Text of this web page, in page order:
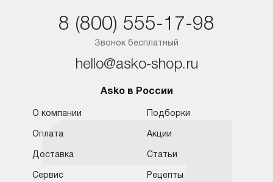
Ростов-на-Дону
Звонок бесплатный
8 (800) 555-17-98
hello@asko-shop.ru
Asko в России
О компании
Оплата
Доставка
Сервис
Подборки
Акции
Статьи
Рецепты